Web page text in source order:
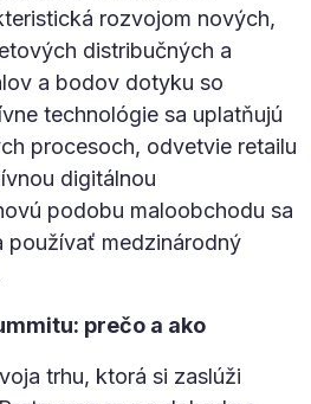
rozvojom nových,
distribučných a
a bodov dotyku so
technológie sa uplatňujú
procesoch, odvetvie retailu
digitálnou
podobu maloobchodu sa
používať medzinárodný
prečo a ako
trhu, ktorá si zaslúži